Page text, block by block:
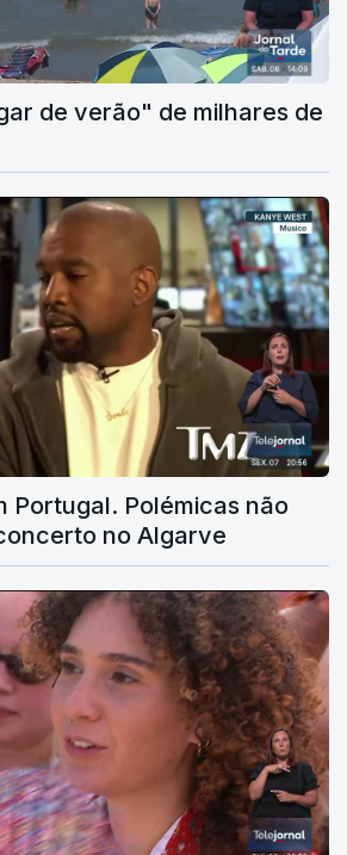
de verão" de milhares de
Portugal. Polémicas não
no Algarve